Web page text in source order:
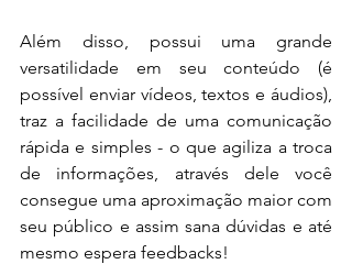
Além disso, possui uma grande
versatilidade em seu conteúdo (é
possível enviar vídeos, textos e áudios),
traz a facilidade de uma comunicação
rápida e simples - o que agiliza a troca
de informações, através dele você
consegue uma aproximação maior com
seu público e assim sana dúvidas e até
mesmo espera feedbacks!